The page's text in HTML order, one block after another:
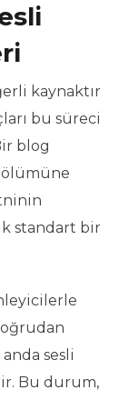
kaynaktır
bu süreci
blog
standart bir
anda sesli
Bu durum,